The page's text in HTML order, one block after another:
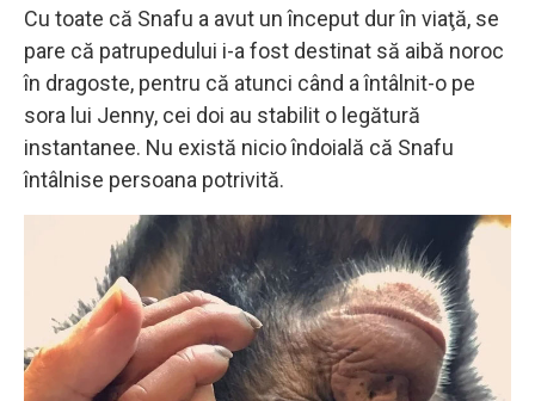
Cu toate că Snafu a avut un început dur în viaţă, se
pare că patrupedului i-a fost destinat să aibă noroc
în dragoste, pentru că atunci când a întâlnit-o pe
sora lui Jenny, cei doi au stabilit o legătură
instantanee. Nu există nicio îndoială că Snafu
întâlnise persoana potrivită.